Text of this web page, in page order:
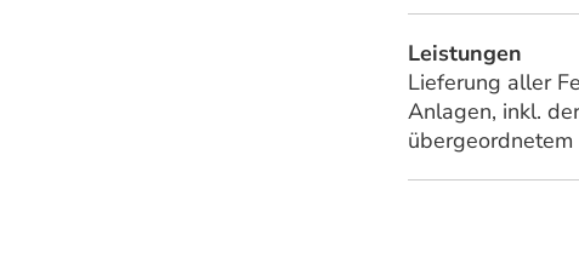
Leistungen
Lieferung aller
Anlagen, inkl.
übergeordnetem